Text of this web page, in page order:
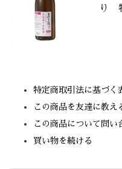
り
特定商取引法に基づく
この商品を友達に教え
この商品について問い
買い物を続ける